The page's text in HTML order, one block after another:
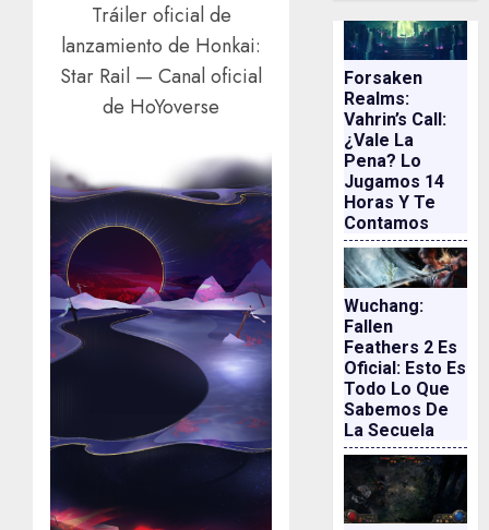
Tráiler oficial de
lanzamiento de Honkai:
Star Rail — Canal oficial
de HoYoverse
Forsaken
Realms:
Vahrin’s Call:
¿vale La
Pena? Lo
Jugamos 14
Horas Y Te
Contamos
Wuchang:
Fallen
Feathers 2 Es
Oficial: Esto Es
Todo Lo Que
Sabemos De
La Secuela